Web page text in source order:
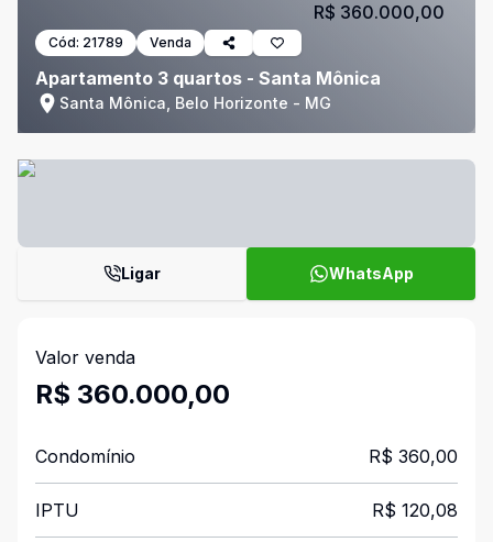
Cód: 21789 Venda
Apartamento 3 quartos - Santa Mônica
Santa Mônica, Belo Horizonte - MG
R$ 360.000,00
Ligar WhatsApp
Valor venda
R$ 360.000,00
Condomínio R$ 360,00
IPTU R$ 120,08